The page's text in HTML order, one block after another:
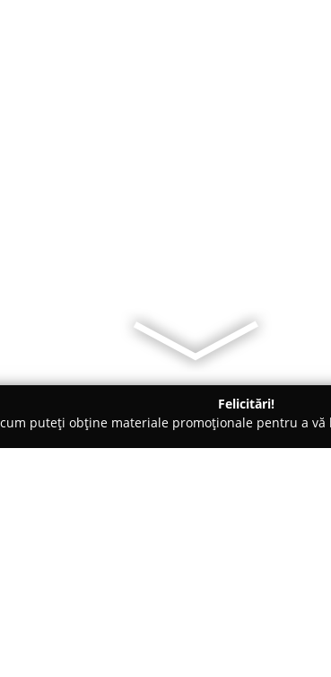
Felicitări!
puteți obține materiale promoționale pentru a vă